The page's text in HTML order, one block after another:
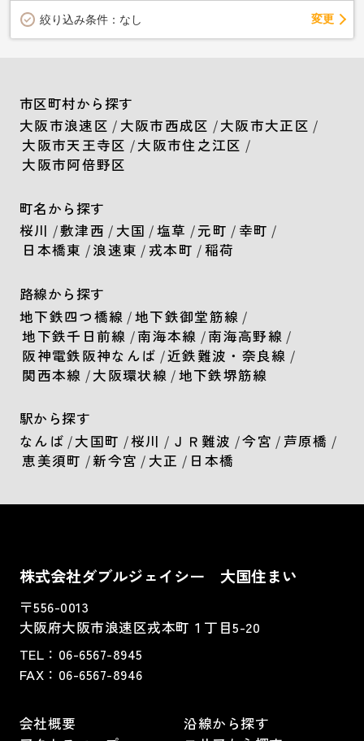
絞り込み条件： なし 変更
市区町村から探す
大阪市浪速区 / 大阪市西成区 /大阪市大正区 /
大阪市天王寺区 /大阪市住之江区 /
大阪市阿倍野区
町名から探す
桜川 /敷津西 / 大国 /塩草 /元町 / 幸町 /
日本橋東 /浪速東 / 戎本町 /稲荷
路線から探す
地下鉄四つ橋線 /地下鉄御堂筋線 /
地下鉄千日前線 /南海本線 /南海高野線 /
阪神電鉄阪神なんば /近鉄難波・奈良線 /
関西本線 /大阪環状線 /地下鉄堺筋線
駅から探す
なんば /大国町 /桜川 / ＪＲ難波 /今宮 / 芦原橋 /
恵美須町 /新今宮 / 大正 / 日本橋
株式会社ダブルジェイシー 大国住まい
〒556-0013
大阪府大阪市浪速区戎本町１丁目5-20
TEL： 06-6567-8945
FAX：06-6567-8946
会社概要
沿線から探す